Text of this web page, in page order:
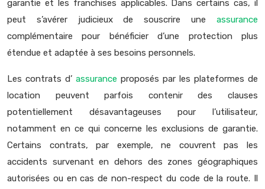
garantie et les franchises applicables. Dans certains cas, il
peut s’avérer judicieux de souscrire une assurance
complémentaire pour bénéficier d’une protection plus
étendue et adaptée à ses besoins personnels.
Les contrats d’ assurance proposés par les plateformes de
location peuvent parfois contenir des clauses
potentiellement désavantageuses pour l’utilisateur,
notamment en ce qui concerne les exclusions de garantie.
Certains contrats, par exemple, ne couvrent pas les
accidents survenant en dehors des zones géographiques
autorisées ou en cas de non-respect du code de la route. Il